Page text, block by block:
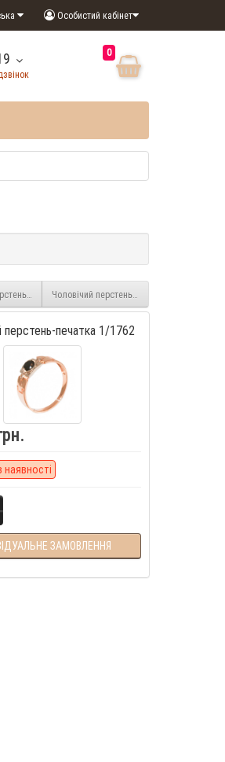
Особистий кабінет
0
печатка 1/1760
Чоловічий перстень-печатка 1/1764
перстень-печатка 1/1762
ЗАМОВЛЕННЯ